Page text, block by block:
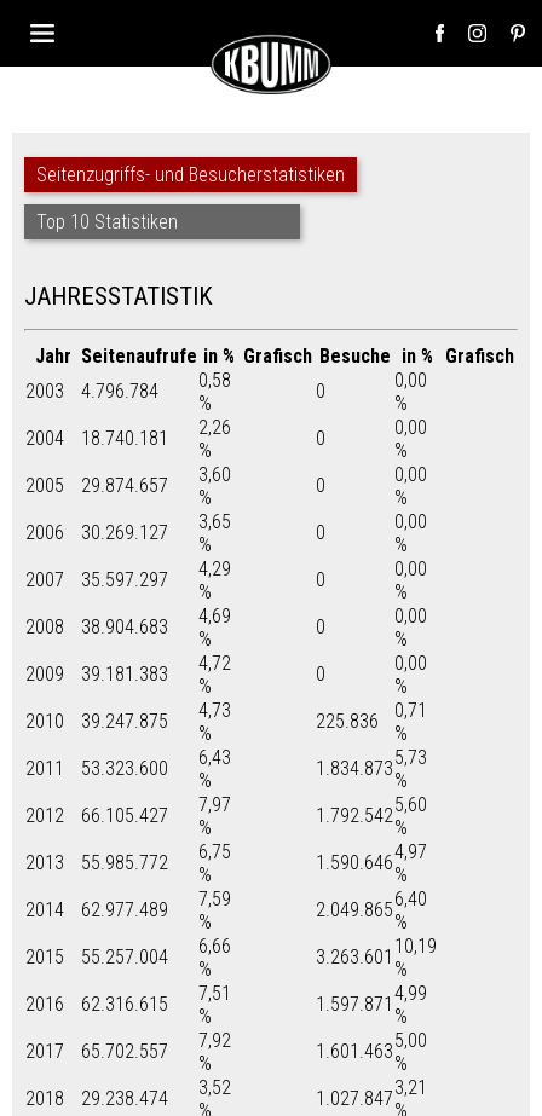
Seitenzugriffs- und Besucherstatistiken
Top 10 Statistiken
JAHRESSTATISTIK
Jahr Seitenaufrufe in % Grafisch Besuche in %
Grafisch
2003
4.796.784
0,58
%
0
0,00
%
2004
18.740.181
2,26
%
0
0,00
%
2005
29.874.657
3,60
%
0
0,00
%
2006
30.269.127
3,65
%
0
0,00
%
2007
35.597.297
4,29
%
0
0,00
%
2008
38.904.683
4,69
%
0
0,00
%
2009
39.181.383
4,72
%
0
0,00
%
2010
39.247.875
4,73
%
225.836
0,71
%
2011
53.323.600
6,43
%
1.834.8735,73
%
2012
66.105.427
7,97
%
1.792.5425,60
%
2013
55.985.772
6,75
%
1.590.6464,97
%
2014
62.977.489
7,59
%
2.049.8656,40
%
2015
55.257.004
6,66
%
3.263.601 10,19
%
2016
62.316.615
7,51
%
1.597.871 4,99
%
2017
65.702.557
7,92
%
1.601.4635,00
%
2018
29.238.474
3,52
%
1.027.8473,21
%